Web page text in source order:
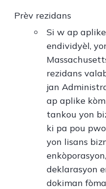
Prèv rezidans
Si w ap
endividyèl,
rezidans
jan
ap aplike
tankou yon
ki pa pou
yon lisans
deklarasyon
dokiman